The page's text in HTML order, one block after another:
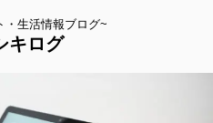
・生活情報ブログ~
キログ